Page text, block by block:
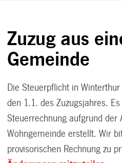
Zuzug aus
Gemeinde
Die Steuerpflicht in
den 1.1. des Zuzugsjahres.
Steuerrechnung aufgrund der
Wohngemeinde erstellt. Wir
provisorischen Rechnung zu